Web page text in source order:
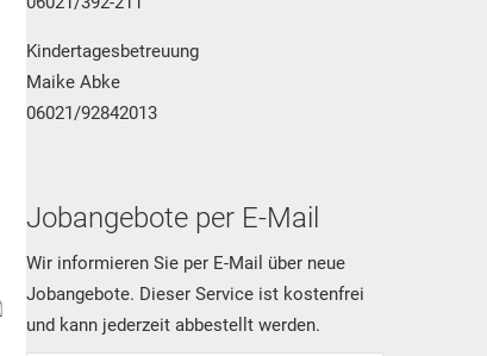
Kindertagesbetreuung
Maike Abke
06021/92842013
Jobangebote per E-Mail
Wir informieren Sie per E-Mail über neue
Jobangebote. Dieser Service ist kostenfrei
und kann jederzeit abbestellt werden.